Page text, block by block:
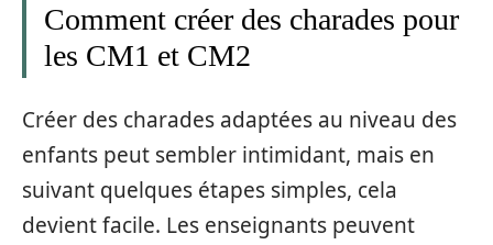
Comment créer des charades pour
les CM1 et CM2
Créer des charades adaptées au niveau des
enfants peut sembler intimidant, mais en
suivant quelques étapes simples, cela
devient facile. Les enseignants peuvent